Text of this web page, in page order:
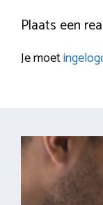
Plaats een
Je moet